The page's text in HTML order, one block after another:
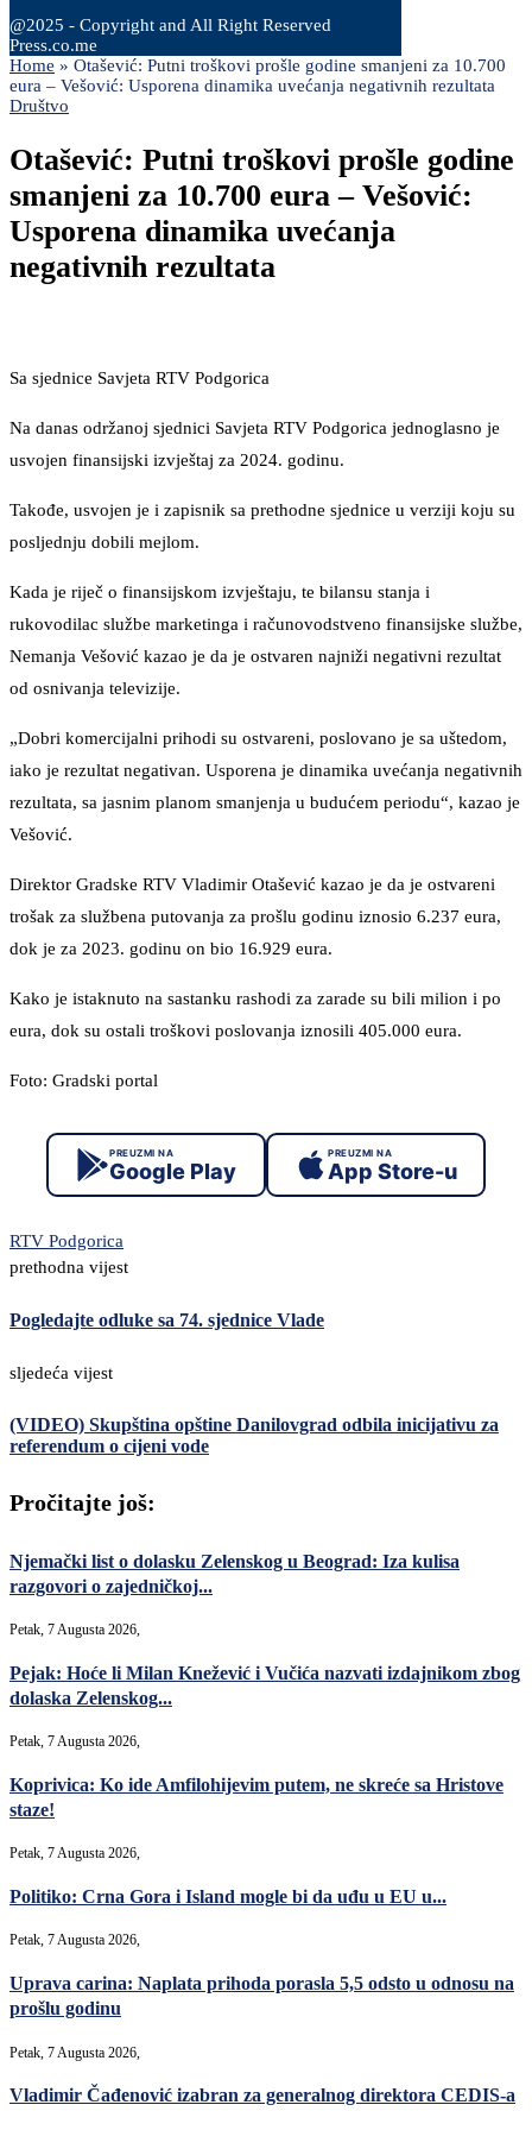
@2025 - Copyright and All Right Reserved
Press.co.me
Home » Otašević: Putni troškovi prošle godine smanjeni za 10.700
eura – Vešović: Usporena dinamika uvećanja negativnih rezultata
Društvo
Otašević: Putni troškovi prošle godine
smanjeni za 10.700 eura – Vešović:
Usporena dinamika uvećanja
negativnih rezultata
Sa sjednice Savjeta RTV Podgorica
Na danas održanoj sjednici Savjeta RTV Podgorica jednoglasno je
usvojen finansijski izvještaj za 2024. godinu.
Takođe, usvojen je i zapisnik sa prethodne sjednice u verziji koju su
posljednju dobili mejlom.
Kada je riječ o finansijskom izvještaju, te bilansu stanja i
rukovodilac službe marketinga i računovodstveno finansijske službe,
Nemanja Vešović kazao je da je ostvaren najniži negativni rezultat
od osnivanja televizije.
„Dobri komercijalni prihodi su ostvareni, poslovano je sa uštedom,
iako je rezultat negativan. Usporena je dinamika uvećanja negativnih
rezultata, sa jasnim planom smanjenja u budućem periodu“, kazao je
Vešović.
Direktor Gradske RTV Vladimir Otašević kazao je da je ostvareni
trošak za službena putovanja za prošlu godinu iznosio 6.237 eura,
dok je za 2023. godinu on bio 16.929 eura.
Kako je istaknuto na sastanku rashodi za zarade su bili milion i po
eura, dok su ostali troškovi poslovanja iznosili 405.000 eura.
Foto: Gradski portal
PREUZMI NA
Google Play
PREUZMI NA
App Store-u
RTV Podgorica
prethodna vijest
Pogledajte odluke sa 74. sjednice Vlade
sljedeća vijest
(VIDEO) Skupština opštine Danilovgrad odbila inicijativu za
referendum o cijeni vode
Pročitajte još:
Njemački list o dolasku Zelenskog u Beograd: Iza kulisa
razgovori o zajedničkoj...
Petak, 7 Augusta 2026,
Pejak: Hoće li Milan Knežević i Vučića nazvati izdajnikom zbog
dolaska Zelenskog...
Petak, 7 Augusta 2026,
Koprivica: Ko ide Amfilohijevim putem, ne skreće sa Hristove
staze!
Petak, 7 Augusta 2026,
Politiko: Crna Gora i Island mogle bi da uđu u EU u...
Petak, 7 Augusta 2026,
Uprava carina: Naplata prihoda porasla 5,5 odsto u odnosu na
prošlu godinu
Petak, 7 Augusta 2026,
Vladimir Čađenović izabran za generalnog direktora CEDIS-a